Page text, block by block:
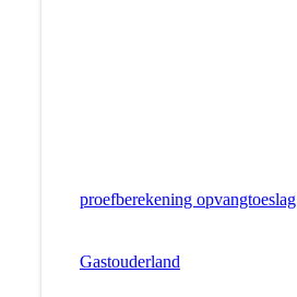
proefberekening opvangtoeslag
Gastouderland